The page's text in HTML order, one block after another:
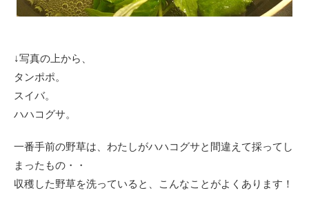
↓写真の上から、
タンポポ。
スイバ。
ハハコグサ。
一番手前の野草は、わたしがハハコグサと間違えて採ってし
まったもの・・
収穫した野草を洗っていると、こんなことがよくあります！